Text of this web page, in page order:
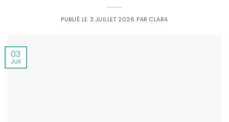
PUBLIÉ LE 3 JUILLET 2026 PARCLARA
03
Juil